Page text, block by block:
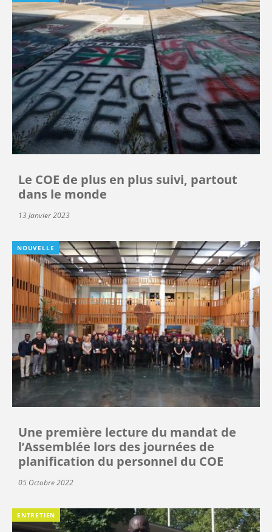
Le COE de plus en plus suivi, partout
dans le monde
13 Janvier 2023
NOUVELLE
Une première lecture du mandat de
l’Assemblée lors des journées de
planification du personnel du COE
05 Octobre 2022
ENTRETIEN